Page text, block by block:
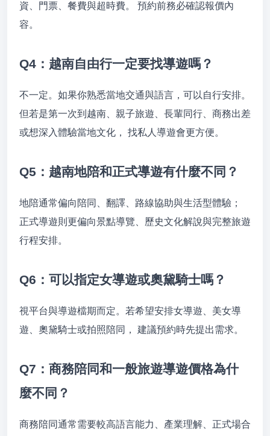
資、門票、餐費與超時費。 預約前務必確認報價內
容。
Q4：越南自由行一定要找導遊嗎？
不一定。如果你熟悉當地交通與語言，可以自行安排。
但若是第一次到越南、親子旅遊、長輩同行、商務出差
或想深入體驗當地文化， 找私人導遊會更方便。
Q5：越南地陪和正式導遊有什麼不同？
地陪通常偏向陪同、翻譯、路線協助與生活型體驗；
正式導遊則更偏向景點導覽、歷史文化解說與完整旅遊
行程安排。
Q6：可以指定女導遊或奧黛騎士嗎？
視平台與導遊檔期而定。若希望安排女導遊、美女導
遊、奧黛騎士或拍照陪同， 建議預約時先提出需求。
Q7：商務陪同和一般旅遊導遊價格為什
麼不同？
商務陪同通常需要較高語言能力、產業理解、正式場合